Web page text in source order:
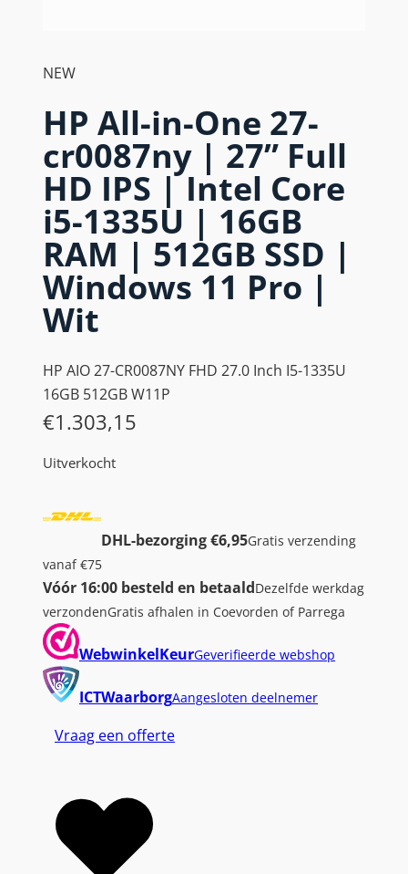
NEW
HP All-in-One 27-
cr0087ny | 27” Full
HD IPS | Intel Core
i5-1335U | 16GB
RAM | 512GB SSD |
Windows 11 Pro |
Wit
HP AIO 27-CR0087NY FHD 27.0 Inch I5-1335U
16GB 512GB W11P
€1.303,15
Uitverkocht
DHL-bezorging €6,95Gratis verzending
vanaf €75
Vóór 16:00 besteld en betaaldDezelfde werkdag
verzondenGratis afhalen in Coevorden of Parrega
WebwinkelKeurGeverifieerde webshop
ICTWaarborgAangesloten deelnemer
Vraag een offerte